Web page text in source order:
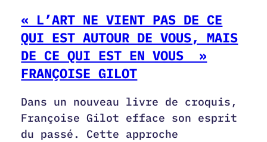
« L’ART NE VIENT PAS DE CE
QUI EST AUTOUR DE VOUS, MAIS
DE CE QUI EST EN VOUS »
FRANÇOISE GILOT
Dans un nouveau livre de croquis,
Françoise Gilot efface son esprit
du passé. Cette approche